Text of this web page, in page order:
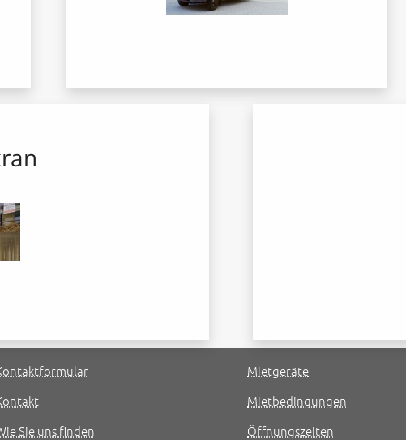
Sie uns finden
Mietgeräte
Mietbedingungen
Öffnungszeiten